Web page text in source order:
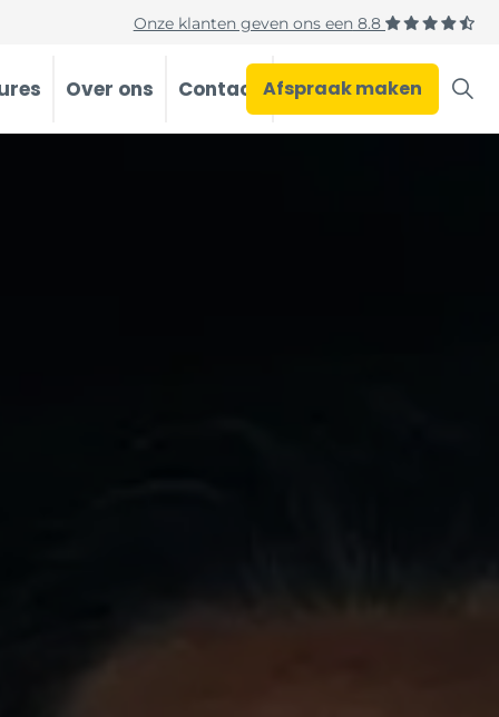
Onze klanten geven ons een8.8
Over ons Contact Occasions
Afspraak maken